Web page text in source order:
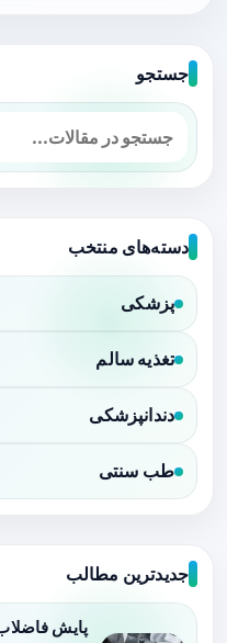
جستجو
دسته‌های منتخب
پزشکی
تغذیه سالم
دندانپزشکی
طب سنتی
جدیدترین مطالب
پایش